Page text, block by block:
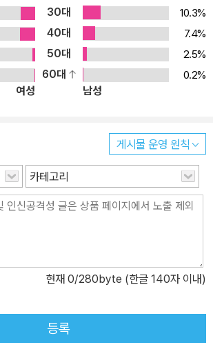
30대
10.3%
40대
7.4%
50대
2.5%
60대
0.2%
여성
남성
게시물 운영 원칙
카테고리
현재 0/280byte (한글 140자 이내)
등록